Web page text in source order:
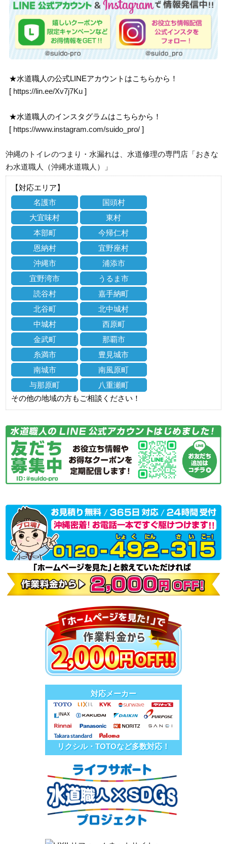
★水道職人の公式LINEアカウントはこちらから！
[ https://lin.ee/Xv7j7Ku ]
★水道職人のインスタグラムはこちらから！
[ https://www.instagram.com/suido_pro/ ]
沖縄のトイレのつまり・水漏れは、水道修理の専門店「おきな
わ水道職人（沖縄水道職人）」
【対応エリア】
名護市
国頭村
大宜味村
東村
本部町
今帰仁村
恩納村
宜野座村
沖縄市
浦添市
宜野湾市
うるま市
読谷村
嘉手納町
北谷町
北中城村
中城村
西原町
金武町
那覇市
糸満市
豊見城市
南城市
南風原町
与那原町
八重瀬町
その他の地域の方もご相談ください！
対応メーカー
リクシル・TOTOなど多数対応！